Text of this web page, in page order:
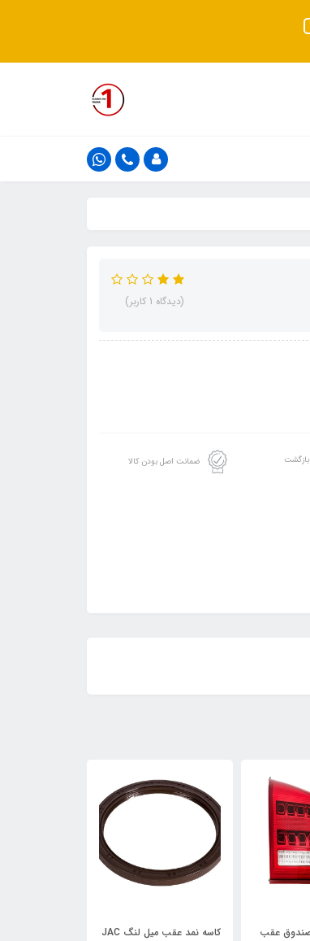
(دیدگاه 1 کاربر)
ضمانت اصل بودن کالا
کاسه نمد عقب میل لنگ JAC
فلاپ سپر جلو JAC S5